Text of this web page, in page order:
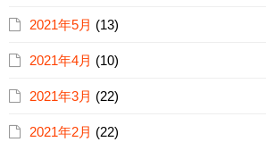
2021年5月 (13)
2021年4月 (10)
2021年3月 (22)
2021年2月 (22)